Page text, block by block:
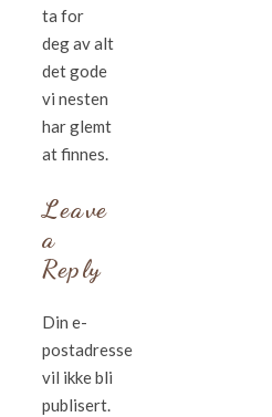
ta for
deg av alt
det gode
vi nesten
har glemt
at finnes.
Leave
a
Reply
Din e-
postadresse
vil ikke bli
publisert.